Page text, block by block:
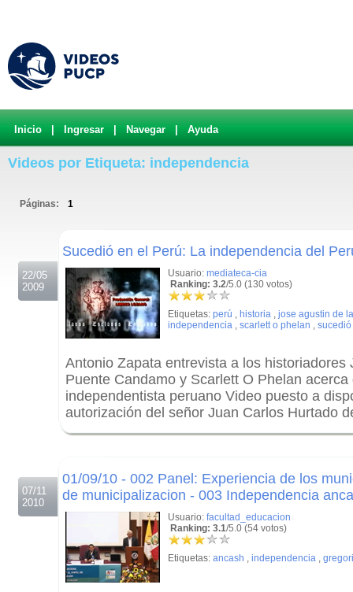
Inicio Ingresar Navegar Ayuda
Videos por Etiqueta: independencia
Páginas: 1
22/05
2009
Sucedió en el Perú: La independencia del
Usuario: mediateca-cia
Ranking: 3.2/5.0 (130 votos)
Etiquetas: perú , historia , jose agustin de
independencia , scarlett o phelan ,
Antonio Zapata entrevista a los historiadores
Puente Candamo y Scarlett O Phelan acerca
independentista peruano Video puesto a
autorización del señor Juan Carlos Hurtado
07/11
2010
01/09/10 - 002 Panel: Experiencia de los
de municipalizacion - 003 Independencia
Usuario: facultad_educacion
Ranking: 3.1/5.0 (54 votos)
Etiquetas: ancash , independencia ,